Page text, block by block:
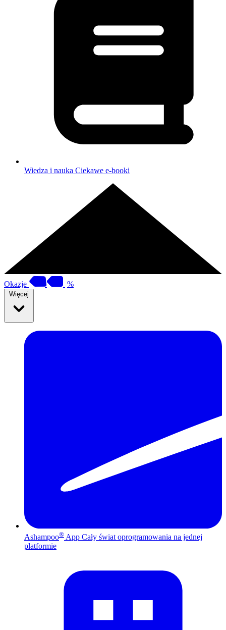
Wiedza i nauka Ciekawe e-booki
Okazje %
Więcej
Ashampoo® App Cały świat oprogramowania na jednej
platformie